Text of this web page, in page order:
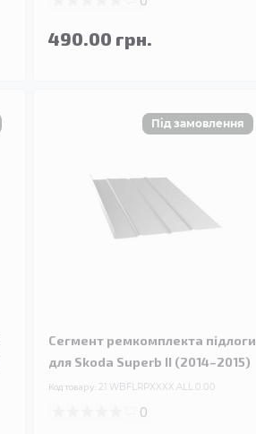
490.00 грн.
Сегмент ремкомплекта підлоги
для Skoda Superb II (2014–2015)
Код товару: 21.WBFLRPXXXX.ALL.0.00
0